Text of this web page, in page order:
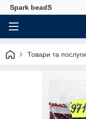
Spark beadS
Товари та послуги